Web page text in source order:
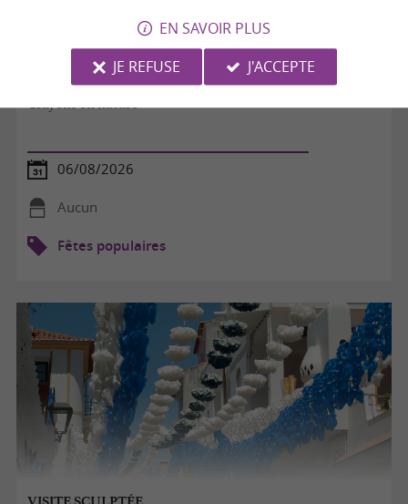
Crayons en nature
06/08/2026
Aucun
Fêtes populaires
EN SAVOIR PLUS
JE REFUSE
J'ACCEPTE